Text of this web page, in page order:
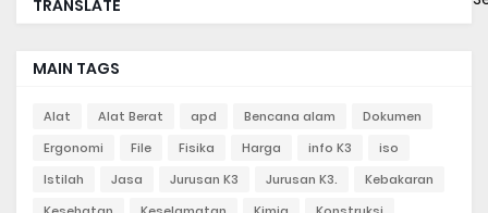
TRANSLATE
MAIN TAGS
Alat Alat Berat apd Bencana alam
Dokumen
Ergonomi
File Fisika Harga info K3
iso
Istilah
Jasa Jurusan K3 Jurusan K3.
Kebakaran